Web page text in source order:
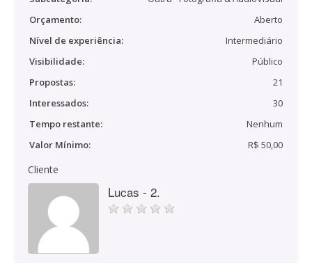
Orçamento:
Aberto
Nível de experiência:
Intermediário
Visibilidade:
Público
Propostas:
21
Interessados:
30
Tempo restante:
Nenhum
Valor Mínimo:
R$ 50,00
Cliente
Lucas - 2.